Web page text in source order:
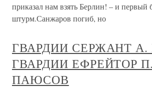
приказал нам взять Берлин! – и первый
штурм.Санжаров погиб, но
ГВАРДИИ СЕРЖАНТ А.
ГВАРДИИ ЕФРЕЙТОР П.
ПАЮСОВ